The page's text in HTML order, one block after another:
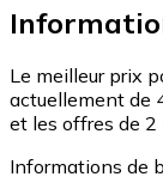
Le meilleur prix
actuellement de
et les offres de 2
Informations de